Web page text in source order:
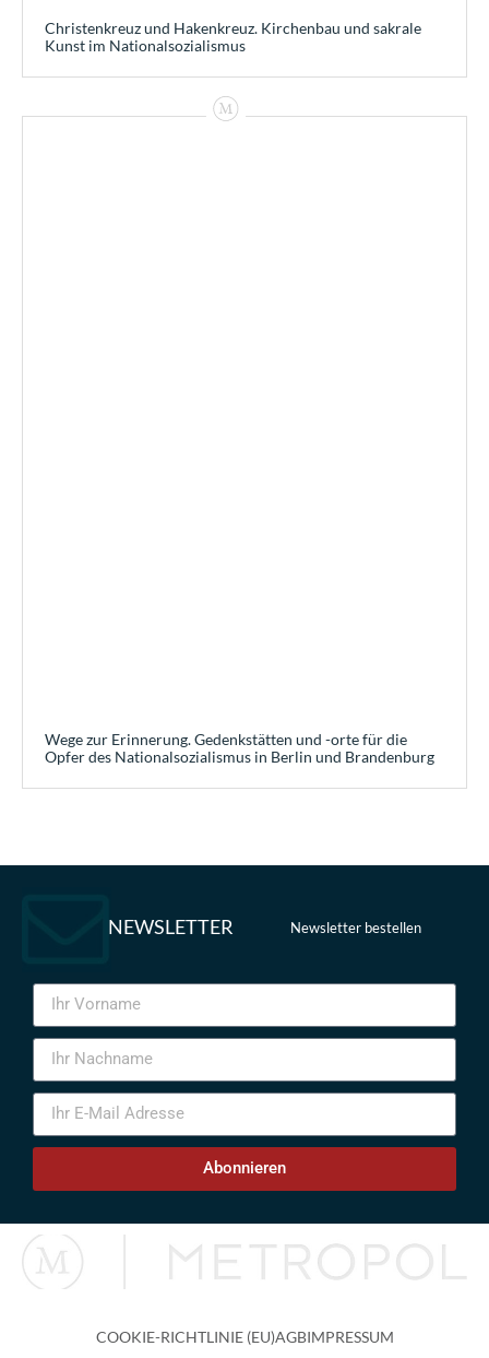
Christenkreuz und Hakenkreuz. Kirchenbau und sakrale
Kunst im Nationalsozialismus
Wege zur Erinnerung. Gedenkstätten und -orte für die
Opfer des Nationalsozialismus in Berlin und Brandenburg
NEWSLETTER Newsletter bestellen
Abonnieren
COOKIE-RICHTLINIE (EU)AGBIMPRESSUM